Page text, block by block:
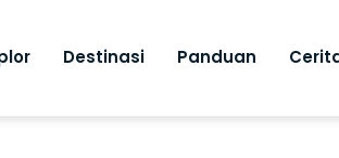
Destinasi Panduan